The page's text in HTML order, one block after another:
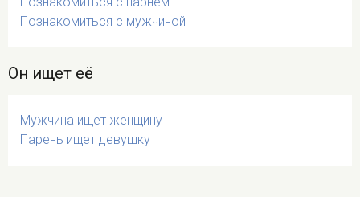
Познакомиться с мужчиной
Он ищет её
Мужчина ищет женщину
Парень ищет девушку